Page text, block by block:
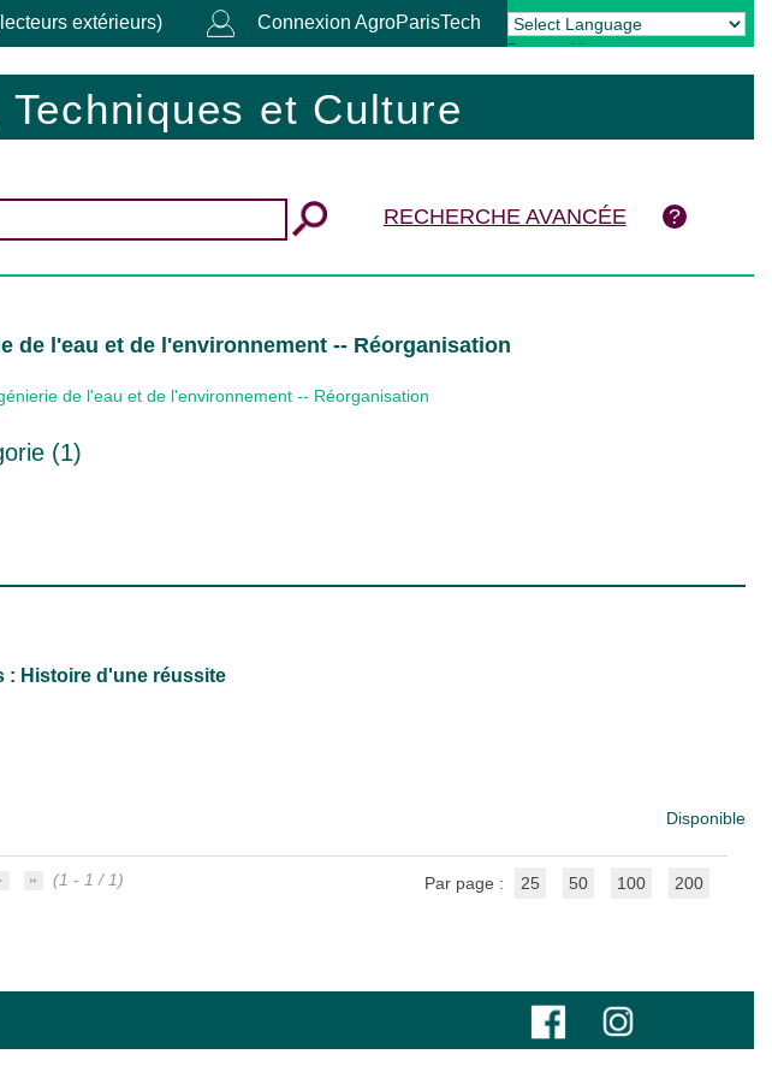
extérieurs) Connexion AgroParisTech
Powered by Translate
et Culture
RECHERCHE AVANCÉE
l'eau et de l'environnement -- Réorganisation
de l'eau et de l'environnement -- Réorganisation
(1)
: Histoire d'une réussite
Disponible
(1 - 1 / 1) Par page : 25 50 100 200